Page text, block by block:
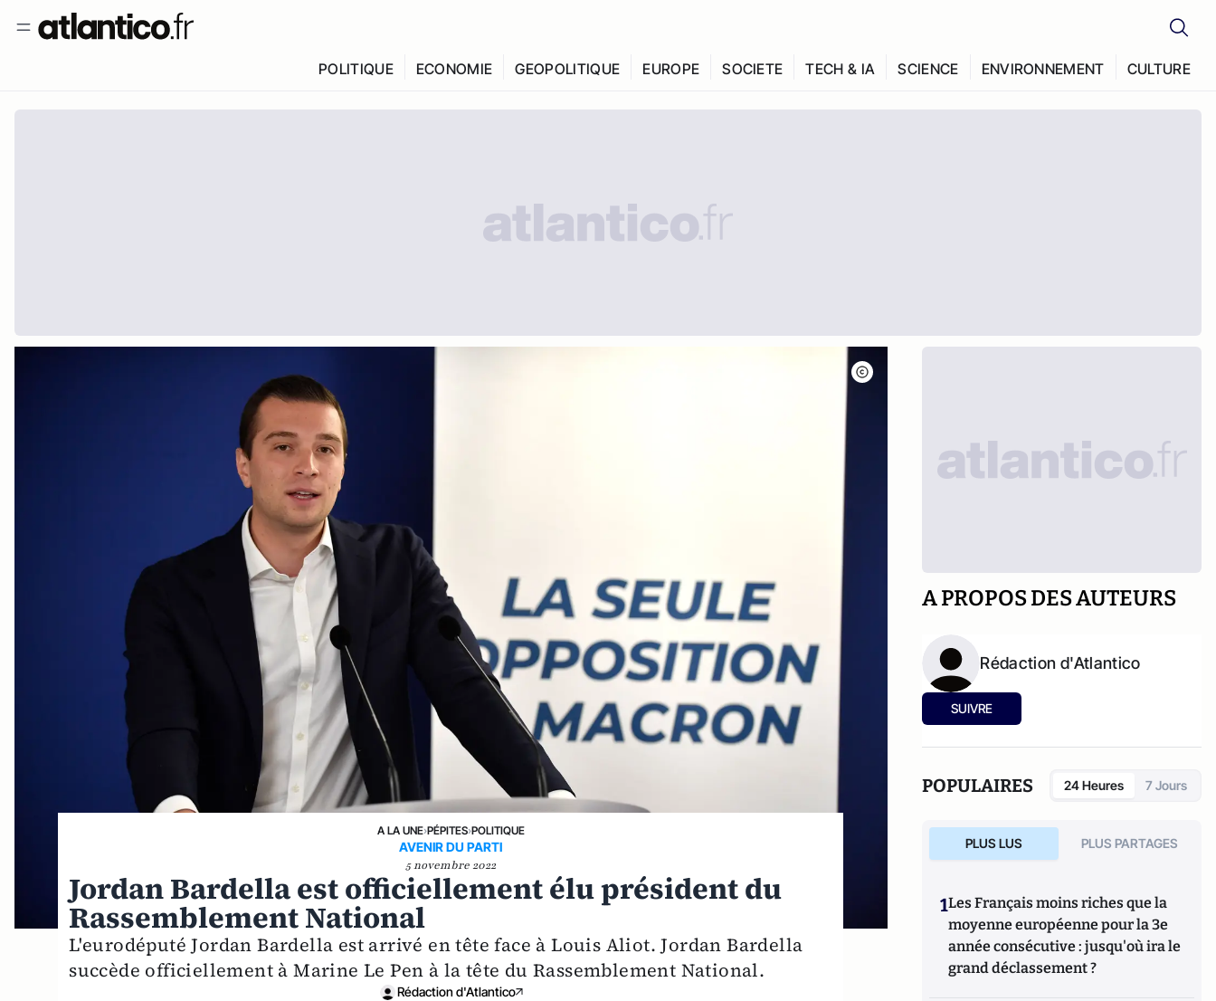
POLITIQUE ECONOMIE GEOPOLITIQUE EUROPE SOCIETE TECH & IA SCIENCE ENVIRONNEMENT CULTURE
A LA UNE›PÉPITES›POLITIQUE
AVENIR DU PARTI
5 novembre 2022
Jordan Bardella est officiellement élu président du
Rassemblement National
L'eurodéputé Jordan Bardella est arrivé en tête face à Louis Aliot. Jordan Bardella
succède officiellement à Marine Le Pen à la tête du Rassemblement National.
Rédaction d'Atlantico
A PROPOS DES AUTEURS
Rédaction d'Atlantico
SUIVRE
POPULAIRES 24 Heures 7 Jours
PLUS LUS PLUS PARTAGES
1Les Français moins riches que la
moyenne européenne pour la 3e
année consécutive : jusqu'où ira le
grand déclassement ?